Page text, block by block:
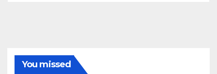
You missed